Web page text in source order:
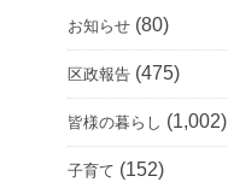
お知らせ (80)
区政報告 (475)
皆様の暮らし (1,002)
子育て (152)